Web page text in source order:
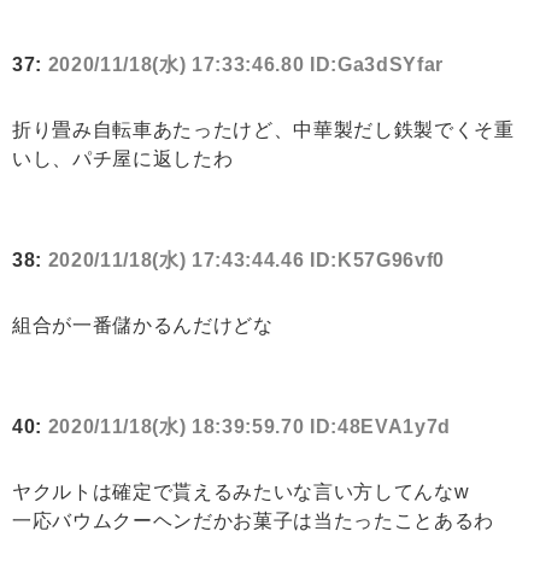
37: 2020/11/18(水) 17:33:46.80 ID:Ga3dSYfar
折り畳み自転車あたったけど、中華製だし鉄製でくそ重
いし、パチ屋に返したわ
38: 2020/11/18(水) 17:43:44.46 ID:K57G96vf0
組合が一番儲かるんだけどな
40: 2020/11/18(水) 18:39:59.70 ID:48EVA1y7d
ヤクルトは確定で貰えるみたいな言い方してんなw
一応バウムクーヘンだかお菓子は当たったことあるわ